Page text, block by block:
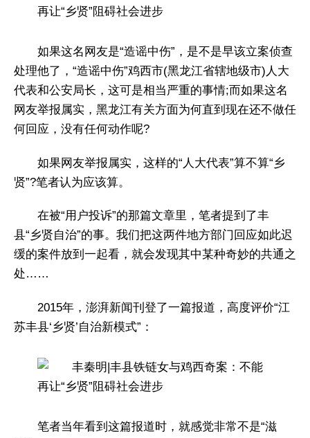
如果这名网友是“造谣中伤”，是不是早该立案侦查
处理他了，“造谣中伤”鸡西市(黑龙江省辖地级市)人大
代表和公安局长，这可是相当严重的事情;而如果这名
网友举报属实，黑龙江有关方面为何直到现在还不做任
何回应，没有任何动作呢?
如果网友举报属实，这样的“人大代表”算不算“乡
贤”?笔者认为应该算。
在被“用户投诉”的那篇文章里，笔者提到了丰
县“乡贤自治”的事。我们把这两件地方部门回应如此迟
缓的案件放到一起看，就会发现其中某种奇妙的共通之
处……
2015年，澎湃新闻刊登了一篇报道，高度评价“江
苏丰县‘乡贤’自治新模式”：
笔者当年看到这篇报道时，就感觉非常不是“滋